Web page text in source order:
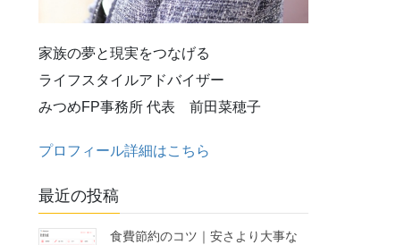
家族の夢と現実をつなげる
ライフスタイルアドバイザー
みつめFP事務所 代表 前田菜穂子
プロフィール詳細はこちら
最近の投稿
食費節約のコツ｜安さより大事な